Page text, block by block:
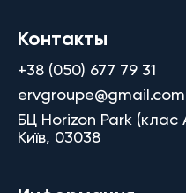
Контакты
+38 (050) 677 79 31
ervgroupe@gmail.com
БЦ Horizon Park (клас
Київ, 03038